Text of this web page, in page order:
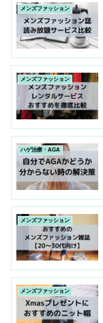
メンズファッション
メンズファッション
ハゲ治療・AGA
メンズファッション
メンズファッション